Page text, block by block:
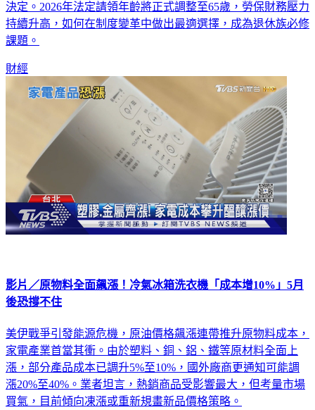
決定。2026年法定請領年齡將正式調整至65歲，勞保財務壓力
持續升高，如何在制度變革中做出最適選擇，成為退休族必修
課題。
財經
影片／原物料全面飆漲！冷氣冰箱洗衣機「成本增10%」5月
後恐撐不住
美伊戰爭引發能源危機，原油價格飆漲連帶推升原物料成本，
家電產業首當其衝。由於塑料、銅、鋁、鐵等原材料全面上
漲，部分產品成本已調升5%至10%，國外廠商更通知可能調
漲20%至40%。業者坦言，熱銷商品受影響最大，但考量市場
買氣，目前傾向凍漲或重新規畫新品價格策略。